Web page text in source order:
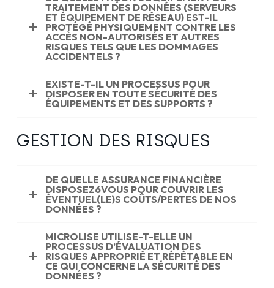
TRAITEMENT DES DONNÉES (SERVEURS
ET ÉQUIPEMENT DE RÉSEAU) EST-IL
PROTÉGÉ PHYSIQUEMENT CONTRE LES
ACCÈS NON-AUTORISÉS ET AUTRES
RISQUES TELS QUE LES DOMMAGES
ACCIDENTELS ?
EXISTE-T-IL UN PROCESSUS POUR
DISPOSER EN TOUTE SÉCURITÉ DES
ÉQUIPEMENTS ET DES SUPPORTS ?
GESTION DES RISQUES
DE QUELLE ASSURANCE FINANCIÈRE
DISPOSEZ6VOUS POUR COUVRIR LES
ÉVENTUEL(LE)S COÛTS/PERTES DE NOS
DONNÉES ?
MICROLISE UTILISE-T-ELLE UN
PROCESSUS D’ÉVALUATION DES
RISQUES APPROPRIÉ ET RÉPÉTABLE EN
CE QUI CONCERNE LA SÉCURITÉ DES
DONNÉES ?